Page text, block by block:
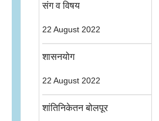
संग व विषय
22 August 2022
शासनयोग
22 August 2022
शांतिनिकेतन बोलपूर